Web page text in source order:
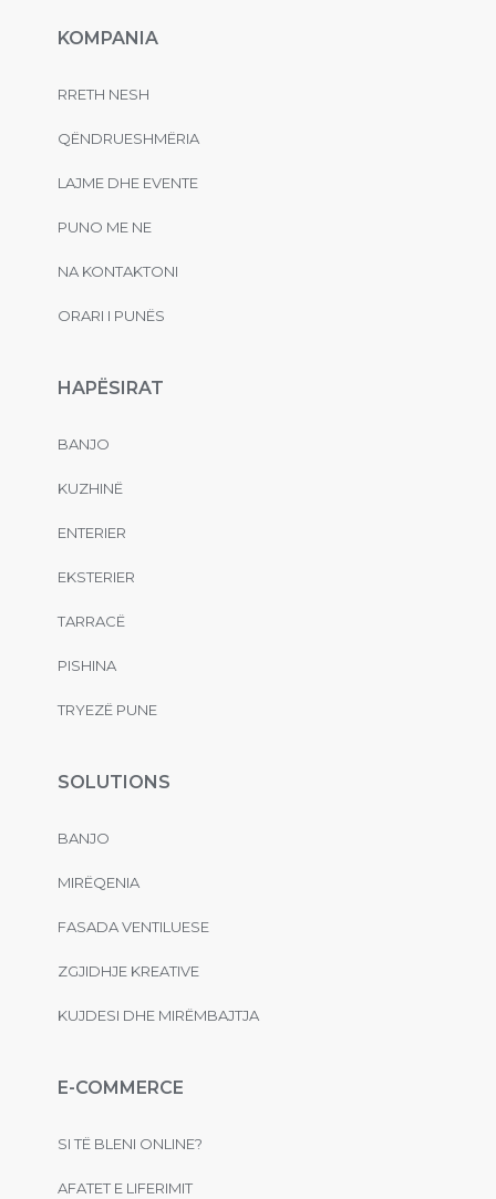
KOMPANIA
RRETH NESH
QËNDRUESHMËRIA
LAJME DHE EVENTE
PUNO ME NE
NA KONTAKTONI
ORARI I PUNËS
HAPËSIRAT
BANJO
KUZHINË
ENTERIER
EKSTERIER
TARRACË
PISHINA
TRYEZË PUNE
SOLUTIONS
BANJO
MIRËQENIA
FASADA VENTILUESE
ZGJIDHJE KREATIVE
KUJDESI DHE MIRËMBAJTJA
E-COMMERCE
SI TË BLENI ONLINE?
AFATET E LIFERIMIT